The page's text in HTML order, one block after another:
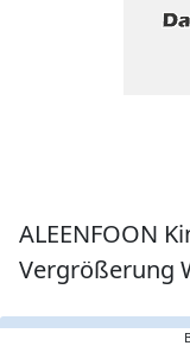
ALEENFOON
Vergrößerung